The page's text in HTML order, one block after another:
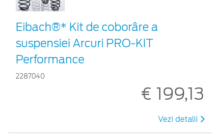
Eibach®* Kit de coborâre a
suspensiei Arcuri PRO-KIT
Performance
2287040
€ 199,13
Vezi detalii